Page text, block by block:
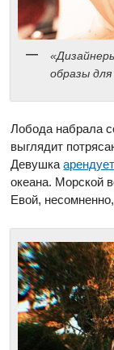
образы
Лобода набрала
выглядит
Девушка
океана. Морской
Евой,